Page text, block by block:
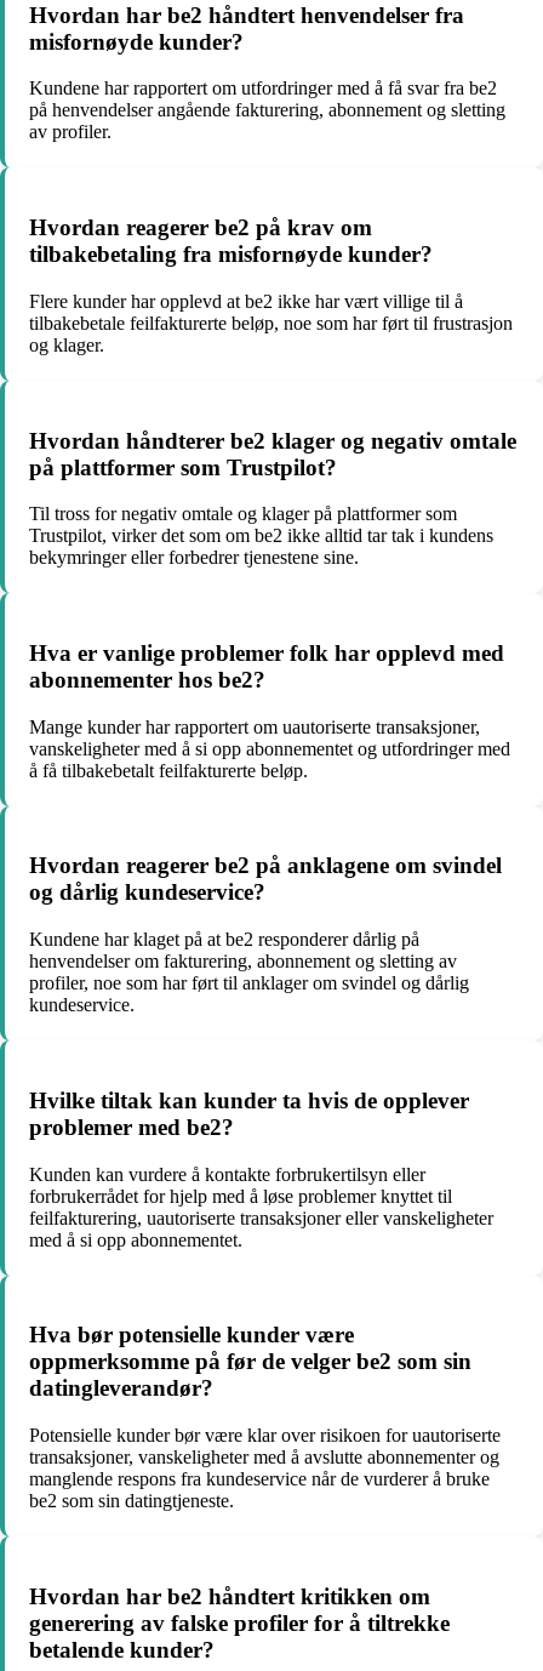
Hvordan har be2 håndtert henvendelser fra
misfornøyde kunder?
Kundene har rapportert om utfordringer med å få svar fra be2
på henvendelser angående fakturering, abonnement og sletting
av profiler.
Hvordan reagerer be2 på krav om
tilbakebetaling fra misfornøyde kunder?
Flere kunder har opplevd at be2 ikke har vært villige til å
tilbakebetale feilfakturerte beløp, noe som har ført til frustrasjon
og klager.
Hvordan håndterer be2 klager og negativ omtale
på plattformer som Trustpilot?
Til tross for negativ omtale og klager på plattformer som
Trustpilot, virker det som om be2 ikke alltid tar tak i kundens
bekymringer eller forbedrer tjenestene sine.
Hva er vanlige problemer folk har opplevd med
abonnementer hos be2?
Mange kunder har rapportert om uautoriserte transaksjoner,
vanskeligheter med å si opp abonnementet og utfordringer med
å få tilbakebetalt feilfakturerte beløp.
Hvordan reagerer be2 på anklagene om svindel
og dårlig kundeservice?
Kundene har klaget på at be2 responderer dårlig på
henvendelser om fakturering, abonnement og sletting av
profiler, noe som har ført til anklager om svindel og dårlig
kundeservice.
Hvilke tiltak kan kunder ta hvis de opplever
problemer med be2?
Kunden kan vurdere å kontakte forbrukertilsyn eller
forbrukerrådet for hjelp med å løse problemer knyttet til
feilfakturering, uautoriserte transaksjoner eller vanskeligheter
med å si opp abonnementet.
Hva bør potensielle kunder være
oppmerksomme på før de velger be2 som sin
datingleverandør?
Potensielle kunder bør være klar over risikoen for uautoriserte
transaksjoner, vanskeligheter med å avslutte abonnementer og
manglende respons fra kundeservice når de vurderer å bruke
be2 som sin datingtjeneste.
Hvordan har be2 håndtert kritikken om
generering av falske profiler for å tiltrekke
betalende kunder?